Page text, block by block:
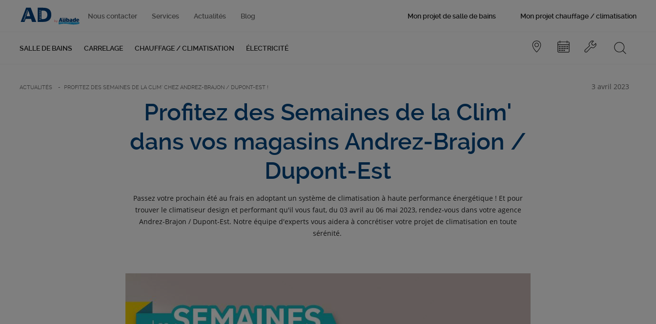
SALLE DE BAINS CARRELAGE CHAUFFAGE / CLIMATISATION ÉLECTRICITÉ
Mon projet de salle de bains Mon projet chauffage / climatisation
Nous contacter Services Actualités Blog
ACTUALITÉS PROFITEZ DES SEMAINES DE LA CLIM’ CHEZ ANDREZ-BRAJON / DUPONT-EST ! 3 avril 2023
Profitez des Semaines de la Clim'
dans vos magasins Andrez-Brajon /
Dupont-Est
Passez votre prochain été au frais en adoptant un système de climatisation à haute performance énergétique ! Et pour
trouver le climatiseur design et performant qu'il vous faut, du 03 avril au 06 mai 2023, rendez-vous dans votre agence
Andrez-Brajon / Dupont-Est. Notre équipe d'experts vous aidera à concrétiser votre projet de climatisation en toute
sérénité.